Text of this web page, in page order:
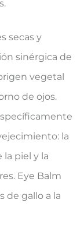
secas y
sinérgica de
vegetal
de ojos.
la
la piel y la
Eye Balm
de gallo a la